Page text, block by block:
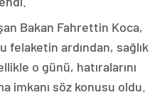
Bakan Fahrettin Koca,
felaketin ardından, sağlık
o günü, hatıralarını
imkanı söz konusu oldu.